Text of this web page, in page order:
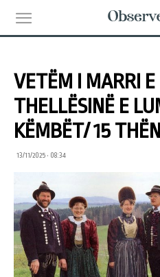
VETËM I MARRI E
THELLËSINË E
KËMBËT/ 15
13/11/2025 • 08:34